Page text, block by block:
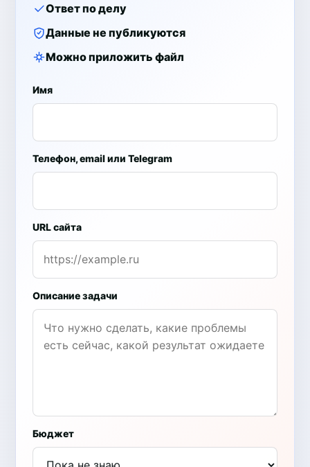
Ответ по делу
Данные не публикуются
Можно приложить файл
Имя
Телефон, email или Telegram
URL сайта
Описание задачи
Бюджет